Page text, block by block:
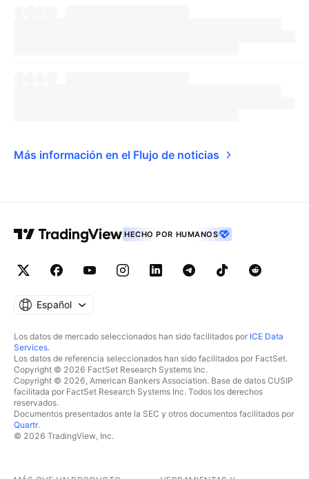
Más información en el Flujo de noticias
HECHO POR HUMANOS
Español
Los datos de mercado seleccionados han sido facilitados por ICE Data
Services.
Los datos de referencia seleccionados han sido facilitados por FactSet.
Copyright © 2026 FactSet Research Systems Inc.
Copyright © 2026, American Bankers Association. Base de datos CUSIP
facilitada por FactSet Research Systems Inc. Todos los derechos
reservados.
Documentos presentados ante la SEC y otros documentos facilitados por
Quartr.
© 2026 TradingView, Inc.